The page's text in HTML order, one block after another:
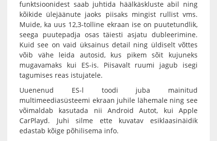
funktsioonidest saab juhtida häälkäskluste abil ning
kõikide ülejäänute jaoks piisaks mingist rullist vms.
Muide, ka uus 12,3-tolline ekraan ise on puutetundlik,
seega puutepadja osas täiesti asjatu dubleerimine.
Kuid see on vaid üksainus detail ning üldiselt võttes
võib vähe leida autosid, kus pikem sõit kujuneks
mugavamaks kui ES-is. Piisavalt ruumi jagub isegi
tagumises reas istujatele.
Uuenenud ES-l toodi juba mainitud
multimeediasüsteemi ekraan juhile lähemale ning see
võimaldab kasutada nii Android Autot, kui Apple
CarPlayd. Juhi silme ette kuvatav esiklaasinäidik
edastab kõige põhilisema info.